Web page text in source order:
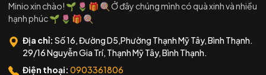
Minio xin chào! 🌱 🌷 🎁 🍭 Ở đây chúng mình có quà xinh và nhiều
hạnh phúc 🌱 🌷 🎁 🍭
Địa chỉ: Số 16, Đường D5,Phường Thạnh Mỹ Tây, Bình Thạnh.
29/16 Nguyễn Gia Trí, Thạnh Mỹ Tây, Bình Thạnh.
Điện thoại: 0903361806